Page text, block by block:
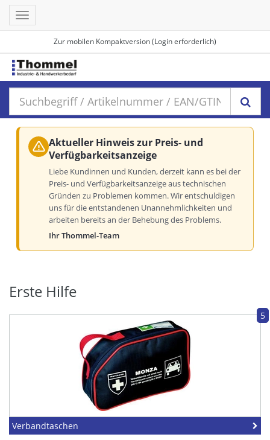
Zur mobilen Kompaktversion (Login erforderlich)
Toggle
navigation
Aktueller Hinweis zur Preis- und
Verfügbarkeitsanzeige
Liebe Kundinnen und Kunden, derzeit kann es bei der
Preis- und Verfügbarkeitsanzeige aus technischen
Gründen zu Problemen kommen. Wir entschuldigen
uns für die entstandenen Unannehmlichkeiten und
arbeiten bereits an der Behebung des Problems.
Ihr Thommel-Team
Erste Hilfe
5
Verbandtaschen